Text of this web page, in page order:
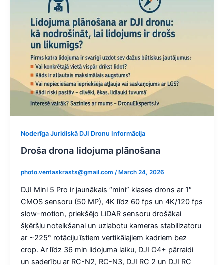
Noderīga Juridiskā DJI Dronu Informācija
Droša drona lidojuma plānošana
photo.ventaskrasts@gmail.com / March 24, 2026
DJI Mini 5 Pro ir jaunākais “mini” klases drons ar 1″
CMOS sensoru (50 MP), 4K līdz 60 fps un 4K/120 fps
slow-motion, priekšējo LiDAR sensoru drošākai
šķēršļu noteikšanai un uzlabotu kameras stabilizatoru
ar ~225° rotāciju īstiem vertikālajiem kadriem bez
crop. Ar līdz 36 min lidojuma laiku, DJI O4+ pārraidi
un saderību ar RC-N2, RC-N3, DJI RC 2 un DJI RC